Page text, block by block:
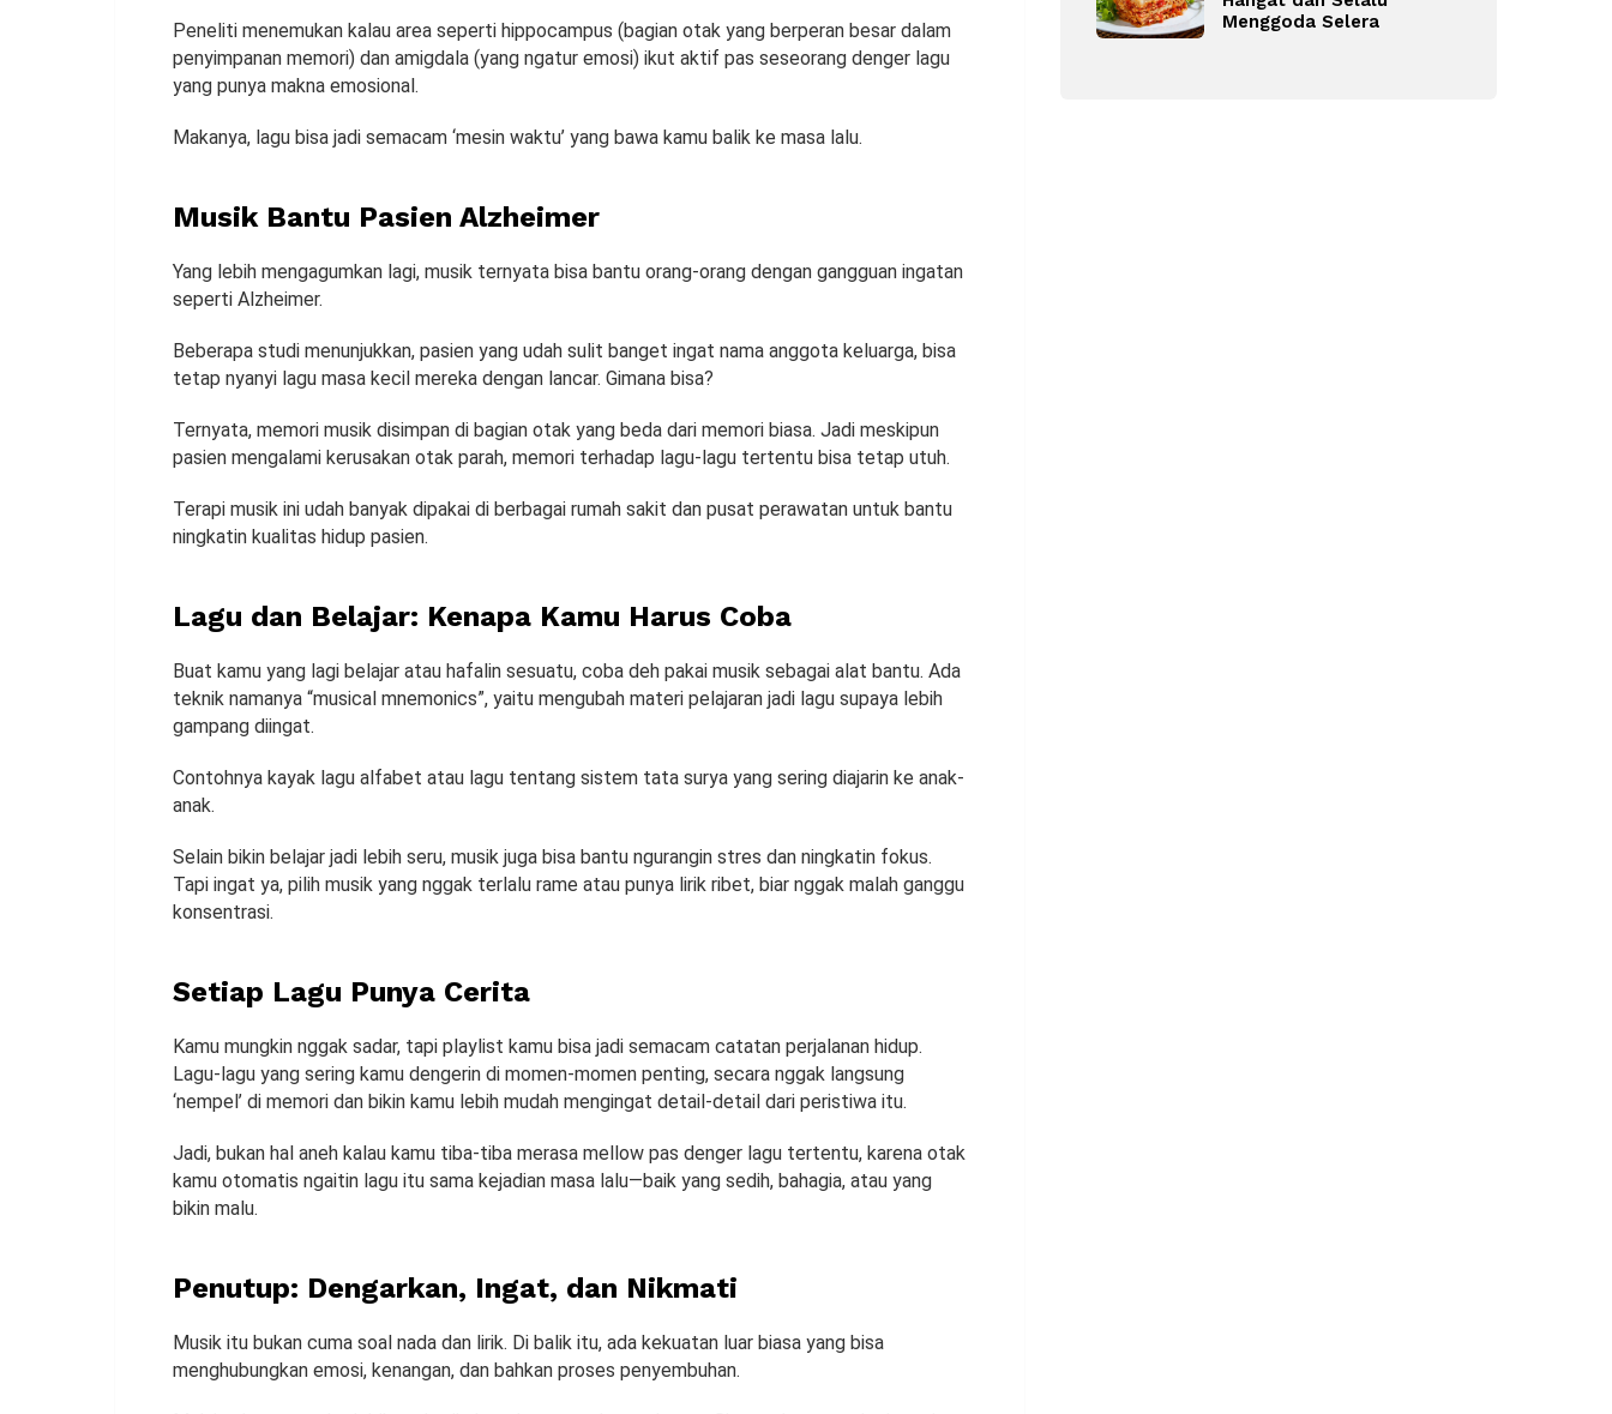
Peneliti menemukan kalau area seperti hippocampus (bagian otak yang berperan besar dalam
penyimpanan memori) dan amigdala (yang ngatur emosi) ikut aktif pas seseorang denger lagu
yang punya makna emosional.
Makanya, lagu bisa jadi semacam ‘mesin waktu’ yang bawa kamu balik ke masa lalu.
Musik Bantu Pasien Alzheimer
Yang lebih mengagumkan lagi, musik ternyata bisa bantu orang-orang dengan gangguan ingatan
seperti Alzheimer.
Beberapa studi menunjukkan, pasien yang udah sulit banget ingat nama anggota keluarga, bisa
tetap nyanyi lagu masa kecil mereka dengan lancar. Gimana bisa?
Ternyata, memori musik disimpan di bagian otak yang beda dari memori biasa. Jadi meskipun
pasien mengalami kerusakan otak parah, memori terhadap lagu-lagu tertentu bisa tetap utuh.
Terapi musik ini udah banyak dipakai di berbagai rumah sakit dan pusat perawatan untuk bantu
ningkatin kualitas hidup pasien.
Lagu dan Belajar: Kenapa Kamu Harus Coba
Buat kamu yang lagi belajar atau hafalin sesuatu, coba deh pakai musik sebagai alat bantu. Ada
teknik namanya “musical mnemonics”, yaitu mengubah materi pelajaran jadi lagu supaya lebih
gampang diingat.
Contohnya kayak lagu alfabet atau lagu tentang sistem tata surya yang sering diajarin ke anak-
anak.
Selain bikin belajar jadi lebih seru, musik juga bisa bantu ngurangin stres dan ningkatin fokus.
Tapi ingat ya, pilih musik yang nggak terlalu rame atau punya lirik ribet, biar nggak malah ganggu
konsentrasi.
Setiap Lagu Punya Cerita
Kamu mungkin nggak sadar, tapi playlist kamu bisa jadi semacam catatan perjalanan hidup.
Lagu-lagu yang sering kamu dengerin di momen-momen penting, secara nggak langsung
‘nempel’ di memori dan bikin kamu lebih mudah mengingat detail-detail dari peristiwa itu.
Jadi, bukan hal aneh kalau kamu tiba-tiba merasa mellow pas denger lagu tertentu, karena otak
kamu otomatis ngaitin lagu itu sama kejadian masa lalu—baik yang sedih, bahagia, atau yang
bikin malu.
Penutup: Dengarkan, Ingat, dan Nikmati
Musik itu bukan cuma soal nada dan lirik. Di balik itu, ada kekuatan luar biasa yang bisa
menghubungkan emosi, kenangan, dan bahkan proses penyembuhan.
Menggoda Selera